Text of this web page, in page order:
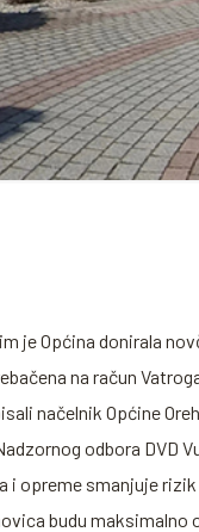
je Općina donirala
na račun
načelnik Općine
odbora DVD
i opreme smanjuje
budu